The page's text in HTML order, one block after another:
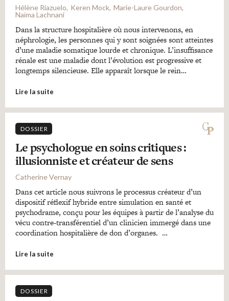
Hélène Riazuelo Keren Mock Marie-Laure Gourdon
Naïma Lachnani
Dans la structure hospitalière où nous intervenons, en
néphrologie, les personnes qui y sont soignées sont atteintes
d’une maladie somatique lourde et chronique. L’insuffisance
rénale est une maladie dont l’évolution est progressive et
longtemps silencieuse. Elle apparaît lorsque le rein…
Lire la suite
DOSSIER
Le psychologue en soins critiques :
illusionniste et créateur de sens
Catherine Vernay
Dans cet article nous suivrons le processus créateur d’un
dispositif réflexif hybride entre simulation en santé et
psychodrame, conçu pour les équipes à partir de l’analyse du
vécu contre-transférentiel d’un clinicien immergé dans une
coordination hospitalière de don d’organes. …
Lire la suite
DOSSIER